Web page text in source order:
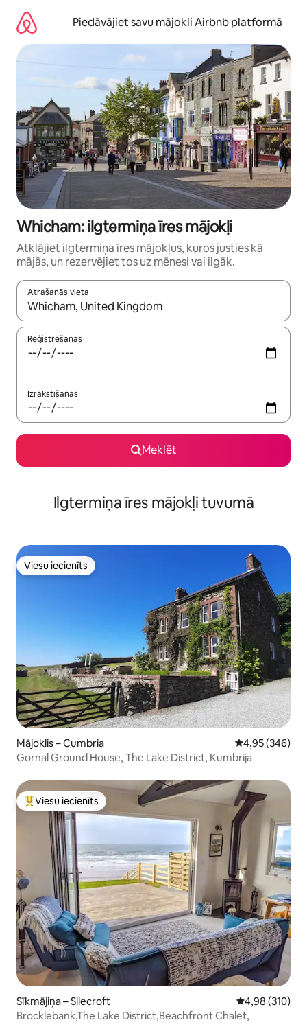
saturu
Piedāvājiet savu mājokli Airbnb platformā
Whicham: ilgtermiņa īres mājokļi
Atklājiet ilgtermiņa īres mājokļus, kuros justies kā
mājās, un rezervējiet tos uz mēnesi vai ilgāk.
Atrašanās vieta
Kad rezultāti kļūs pieejami, izmantojiet bultiņu uz augšu un
Reģistrēšanās
Izrakstīšanās
Meklēt
Ilgtermiņa īres mājokļi tuvumā
Viesu iecienīts
Viesu iecienīts
Mājoklis – Cumbria Vidējais
4,95 (346)
Gornal Ground House, The Lake District, Kumbrija
Populārs viesu iecienīts mājoklis
Viesu iecienīts
Sīkmājiņa – Silecroft Vidējais
4,98 (310)
Brocklebank,The Lake District,Beachfront Chalet,